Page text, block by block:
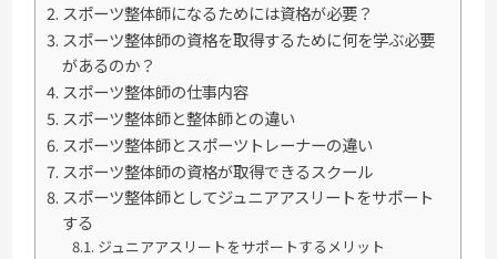
スポーツ整体師になるためには資格が必要？
スポーツ整体師の資格を取得するために何を学ぶ必要
があるのか？
スポーツ整体師の仕事内容
スポーツ整体師と整体師との違い
スポーツ整体師とスポーツトレーナーの違い
スポーツ整体師の資格が取得できるスクール
スポーツ整体師としてジュニアアスリートをサポート
する
ジュニアアスリートをサポートするメリット